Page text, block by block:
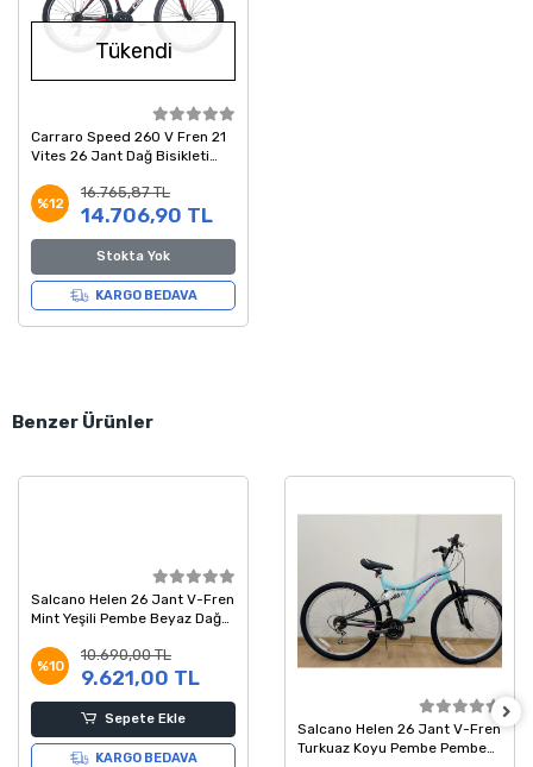
Tükendi
Carraro Speed 260 V Fren 21
Vites 26 Jant Dağ Bisikleti
%12
16.765,87 TL
14.706,90 TL
Stokta Yok
KARGO BEDAVA
Benzer Ürünler
Salcano Helen 26 Jant V-Fren
Mint Yeşili Pembe Beyaz Dağ
%10
10.690,00 TL
9.621,00 TL
Sepete Ekle
KARGO BEDAVA
Salcano Helen 26 Jant V-Fren
Turkuaz Koyu Pembe Pembe